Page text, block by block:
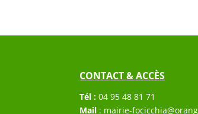
CONTACT & ACCÈS
Tél : 04 95 48 81 71
Mail : mairie-